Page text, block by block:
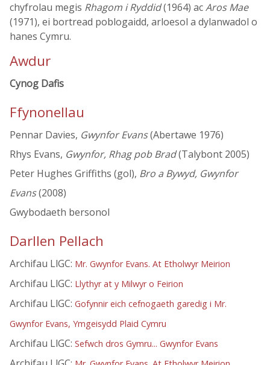
chyfrolau megis Rhagom i Ryddid(1964) acAros Mae
(1971), ei bortread poblogaidd, arloesol a dylanwadol o
hanes Cymru.
Awdur
Cynog Dafis
Ffynonellau
Pennar Davies, Gwynfor Evans(Abertawe 1976)
Rhys Evans, Gwynfor, Rhag pob Brad(Talybont 2005)
Peter Hughes Griffiths (gol), Bro a Bywyd, Gwynfor
Evans(2008)
Gwybodaeth bersonol
Darllen Pellach
Archifau LlGC: Mr. Gwynfor Evans. At Etholwyr Meirion
Archifau LlGC: Llythyr at y Milwyr o Feirion
Archifau LlGC: Gofynnir eich cefnogaeth garedig i Mr.
Gwynfor Evans, Ymgeisydd Plaid Cymru
Archifau LlGC: Sefwch dros Gymru... Gwynfor Evans